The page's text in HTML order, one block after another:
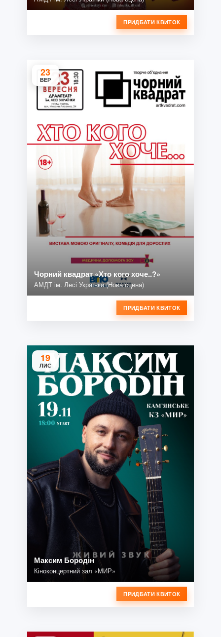
ПРИДБАТИ КВИТОК
23
ВЕР
Чорний квадрат «Хто кого хоче..?»
АМДТ ім. Лесі Українки (Нова сцена)
ПРИДБАТИ КВИТОК
19
ЛИС
Максим Бородін
Кіноконцертний зал «МИР»
ПРИДБАТИ КВИТОК